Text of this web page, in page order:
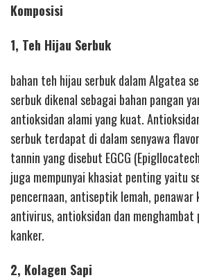
Komposisi
1, Teh Hijau Serbuk
bahan teh hijau serbuk dalam Algatea
serbuk dikenal sebagai bahan pangan
antioksidan alami yang kuat.
serbuk terdapat di dalam senyawa
tannin yang disebut EGCG
juga mempunyai khasiat penting yaitu
pencernaan, antiseptik lemah, penawar
antivirus, antioksidan dan menghambat
kanker.
2, Kolagen Sapi